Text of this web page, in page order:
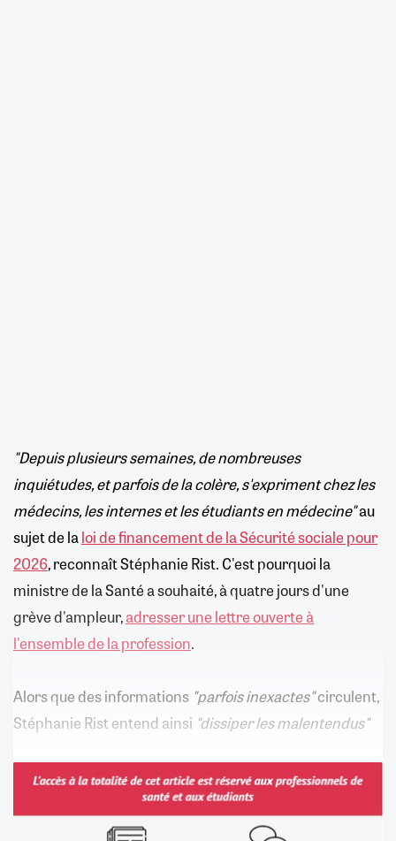
"Depuis plusieurs semaines, de nombreuses
inquiétudes, et parfois de la colère, s'expriment chez les
médecins, les internes et les étudiants en médecine"au
sujet de laloi de financement de la Sécurité sociale pour
2026, reconnaît Stéphanie Rist. C'est pourquoi la
ministre de la Santé a souhaité, à quatre jours d'une
grève d'ampleur,adresser une lettre ouverte à
l'ensemble de la profession.
Alors que des informations "parfois inexactes"circulent,
Stéphanie Rist entend ainsi "dissiper les malentendus"